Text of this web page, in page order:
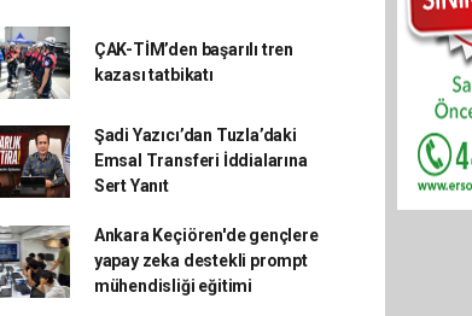
ÇAK-TİM’den başarılı tren
kazası tatbikatı
Şadi Yazıcı’dan Tuzla’daki
Emsal Transferi İddialarına
Sert Yanıt
Ankara Keçiören'de gençlere
yapay zeka destekli prompt
mühendisliği eğitimi